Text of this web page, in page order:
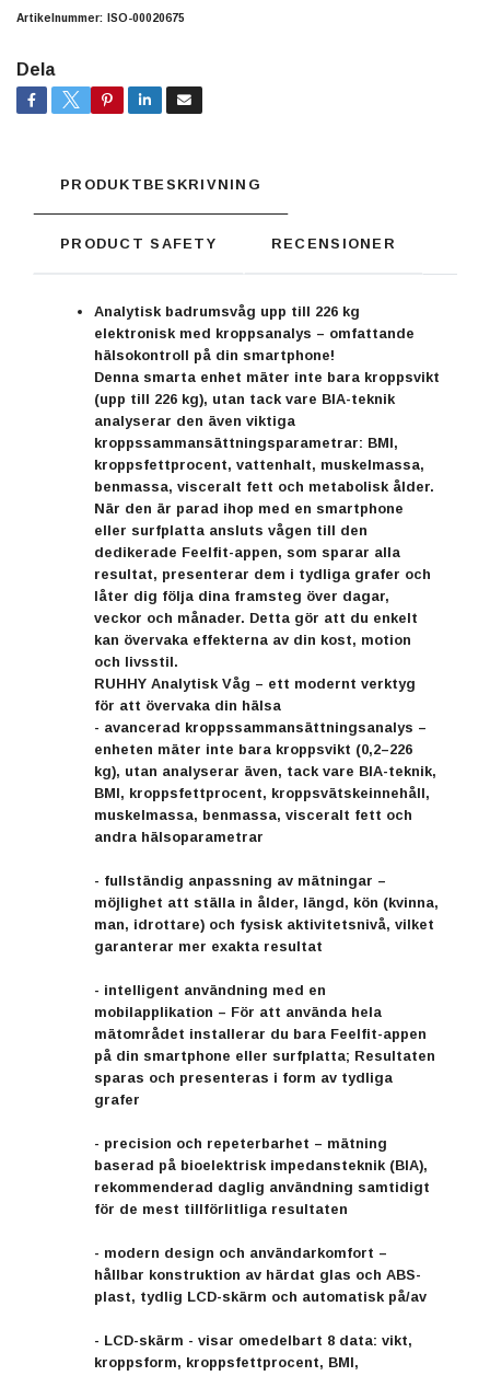
Artikelnummer: ISO-00020675
Dela
PRODUKTBESKRIVNING
PRODUCT SAFETY RECENSIONER
Analytisk badrumsvåg upp till 226 kg
elektronisk med kroppsanalys – omfattande
hälsokontroll på din smartphone!
Denna smarta enhet mäter inte bara kroppsvikt
(upp till 226 kg), utan tack vare BIA-teknik
analyserar den även viktiga
kroppssammansättningsparametrar: BMI,
kroppsfettprocent, vattenhalt, muskelmassa,
benmassa, visceralt fett och metabolisk ålder.
När den är parad ihop med en smartphone
eller surfplatta ansluts vågen till den
dedikerade Feelfit-appen, som sparar alla
resultat, presenterar dem i tydliga grafer och
låter dig följa dina framsteg över dagar,
veckor och månader. Detta gör att du enkelt
kan övervaka effekterna av din kost, motion
och livsstil.
RUHHY Analytisk Våg – ett modernt verktyg
för att övervaka din hälsa
- avancerad kroppssammansättningsanalys –
enheten mäter inte bara kroppsvikt (0,2–226
kg), utan analyserar även, tack vare BIA-teknik,
BMI, kroppsfettprocent, kroppsvätskeinnehåll,
muskelmassa, benmassa, visceralt fett och
andra hälsoparametrar
- fullständig anpassning av mätningar –
möjlighet att ställa in ålder, längd, kön (kvinna,
man, idrottare) och fysisk aktivitetsnivå, vilket
garanterar mer exakta resultat
- intelligent användning med en
mobilapplikation – För att använda hela
mätområdet installerar du bara Feelfit-appen
på din smartphone eller surfplatta; Resultaten
sparas och presenteras i form av tydliga
grafer
- precision och repeterbarhet – mätning
baserad på bioelektrisk impedansteknik (BIA),
rekommenderad daglig användning samtidigt
för de mest tillförlitliga resultaten
- modern design och användarkomfort –
hållbar konstruktion av härdat glas och ABS-
plast, tydlig LCD-skärm och automatisk på/av
- LCD-skärm - visar omedelbart 8 data: vikt,
kroppsform, kroppsfettprocent, BMI,